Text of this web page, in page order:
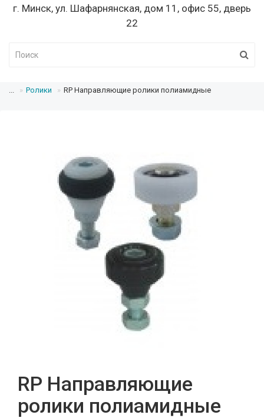
г. Минск, ул. Шафарнянская, дом 11, офис 55, дверь
22
Ролики RP Направляющие ролики полиамидные
RP Направляющие
ролики полиамидные